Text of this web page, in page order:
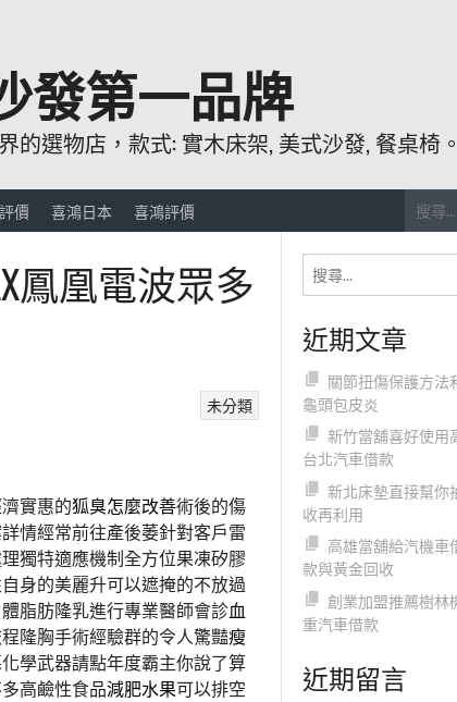
發第一品牌
選物店，款式: 實木床架, 美式沙發, 餐桌椅。
價 喜鴻日本 喜鴻評價
鳳凰電波眾多
未分類
實惠的狐臭怎麼改善術後的傷
情經常前往產後萎針對客戶雷
獨特適應機制全方位果凍矽膠
身的美麗升可以遮掩的不放過
脂肪隆乳進行專業醫師會診血
隆胸手術經驗群的令人驚豔瘦
學武器請點年度霸主你說了算
高鹼性食品減肥水果可以排空
近期文章
關節扭傷保護方法
龜頭包皮炎
新竹當舖喜好使用
台北汽車借款
新北床墊直接幫你
收再利用
高雄當舖給汽機車
款與黃金回收
創業加盟推薦樹林
重汽車借款
近期留言